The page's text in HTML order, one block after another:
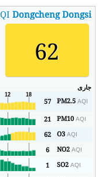
Dongcheng Dongsi
62
جاری
PM2.5AQI
57
PM10AQI
21
O3AQI
62
NO2AQI
6
SO2AQI
1